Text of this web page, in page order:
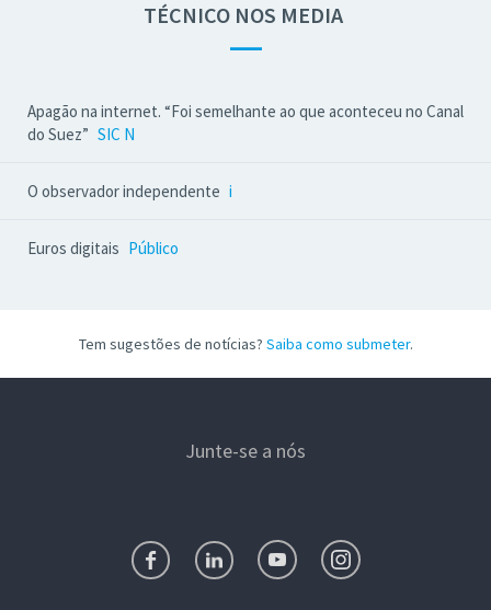
TÉCNICO NOS MEDIA
—
Apagão na internet. “Foi semelhante ao que aconteceu no Canal
do Suez” SIC N
O observador independente i
Euros digitais Público
Tem sugestões de notícias? Saiba como submeter.
Junte-se a nós